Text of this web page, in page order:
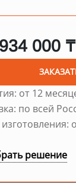
000 ₸
от 12
по всей
решение